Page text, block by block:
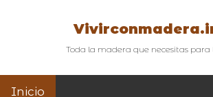
Toda la madera que necesitas para
Inicio